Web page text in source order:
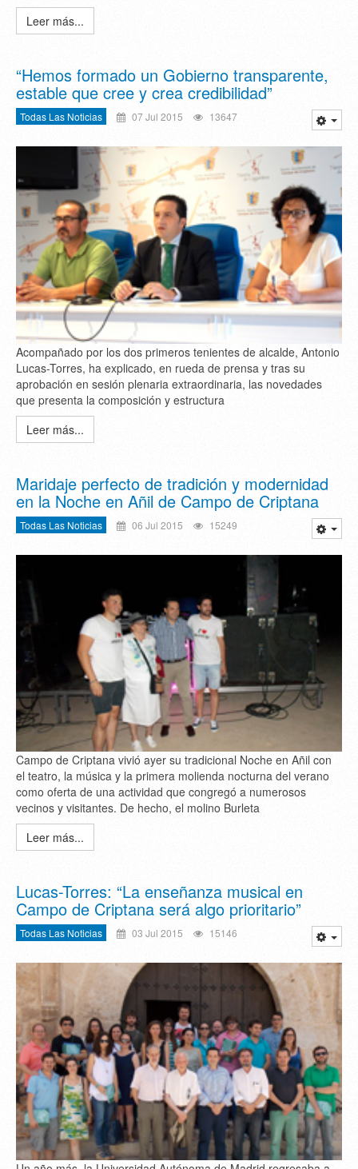
Leer más...
“Hemos formado un Gobierno transparente,
estable que cree y crea credibilidad”
Todas Las Noticias 07 Jul 2015 13647
Acompañado por los dos primeros tenientes de alcalde, Antonio
Lucas-Torres, ha explicado, en rueda de prensa y tras su
aprobación en sesión plenaria extraordinaria, las novedades
que presenta la composición y estructura
Leer más...
Maridaje perfecto de tradición y modernidad
en la Noche en Añil de Campo de Criptana
Todas Las Noticias 06 Jul 2015 15249
Campo de Criptana vivió ayer su tradicional Noche en Añil con
el teatro, la música y la primera molienda nocturna del verano
como oferta de una actividad que congregó a numerosos
vecinos y visitantes. De hecho, el molino Burleta
Leer más...
Lucas-Torres: “La enseñanza musical en
Campo de Criptana será algo prioritario”
Todas Las Noticias 03 Jul 2015 15146